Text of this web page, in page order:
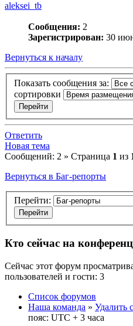
aleksei_tb
Сообщения: 2
Зарегистрирован: 30
Вернуться к началу
Показать сообщения за:
сортировки
Ответить
Новая тема
Сообщений: 2 » Страница 1 из
Вернуться в Баг-репорты
Перейти:
Кто сейчас на
Сейчас этот форум
пользователей и гости: 3
Список форумов
Наша команда » Удалить
пояс: UTC + 3 часа